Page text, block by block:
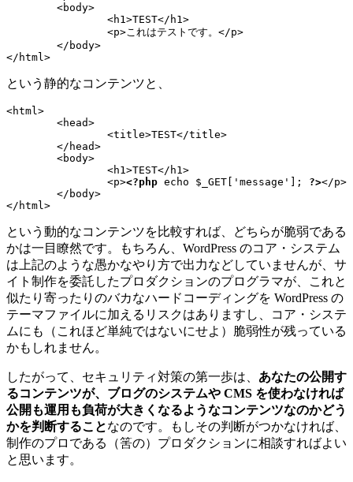
という静的なコンテンツと、
<html>
		<p>
<?php echo $_GET['message']; ?></p>
という動的なコンテンツを比較すれば、どちらが脆弱である
かは一目瞭然です。もちろん、WordPress のコア・システム
は上記のような愚かなやり方で出力などしていませんが、サ
イト制作を委託したプロダクションのプログラマが、これと
似たり寄ったりのバカなハードコーディングを WordPress の
テーマファイルに加えるリスクはありますし、コア・システ
ムにも（これほど単純ではないにせよ）脆弱性が残っている
かもしれません。
したがって、セキュリティ対策の第一歩は、 あなたの公開す
るコンテンツが、ブログのシステムや CMS を使わなければ
公開も運用も負荷が大きくなるようなコンテンツなのかどう
かを判断することなのです。もしその判断がつかなければ、
制作のプロである（筈の）プロダクションに相談すればよい
と思います。